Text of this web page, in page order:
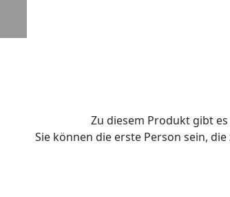
Zu diesem Produkt gibt
Sie können die erste Person sein,